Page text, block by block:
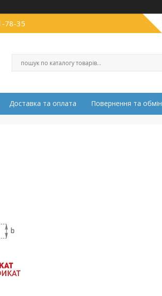
78-35
Доставка та оплата Повернення та обмін